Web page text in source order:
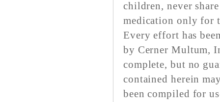
children, never
medication only for
Every effort has
by Cerner Multum,
complete, but no
contained herein
been compiled for